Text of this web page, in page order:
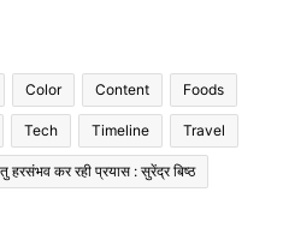
Color Content Foods
Tech Timeline Travel
हरसंभव कर रही प्रयास : सुरेंद्र बिष्ठ